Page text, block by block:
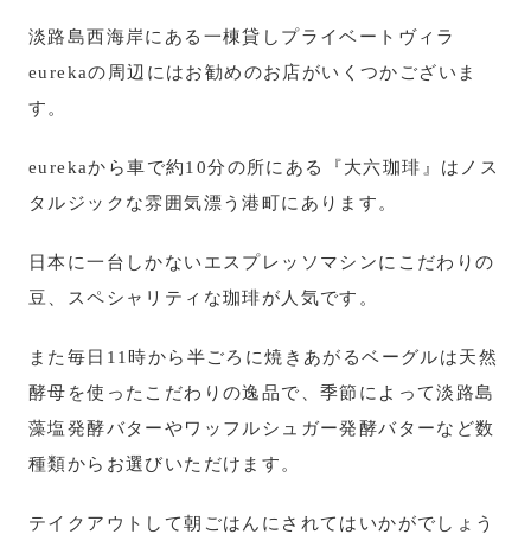
淡路島西海岸にある一棟貸しプライベートヴィラ
eurekaの周辺にはお勧めのお店がいくつかございま
す。
eurekaから車で約10分の所にある『大六珈琲』はノス
タルジックな雰囲気漂う港町にあります。
日本に一台しかないエスプレッソマシンにこだわりの
豆、スペシャリティな珈琲が人気です。
また毎日11時から半ごろに焼きあがるベーグルは天然
酵母を使ったこだわりの逸品で、季節によって淡路島
藻塩発酵バターやワッフルシュガー発酵バターなど数
種類からお選びいただけます。
テイクアウトして朝ごはんにされてはいかがでしょう